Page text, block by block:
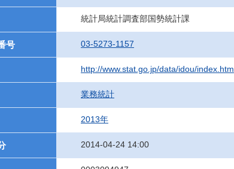
統計局統計調査部国勢統計課
号 03-5273-1157
http://www.stat.go.jp/data/idou/index.htm
業務統計
2013年
2014-04-24 14:00